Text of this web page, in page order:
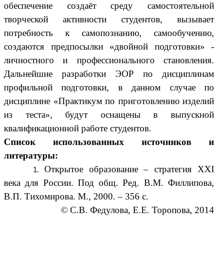
обеспечение создаёт среду самостоятельной
творческой активности студентов, вызывает
потребность к самопознанию, самообучению,
создаются предпосылки «двойной подготовки» -
личностного и профессионального становления.
Дальнейшие разработки ЭОР по дисциплинам
профильной подготовки, в данном случае по
дисциплине «Практикум по приготовлению изделий
из теста», будут оснащены в выпускной
квалификационной работе студентов.
Список использованных источников и
литературы:
Открытое образование – стратегия ХХI
века для России. Под общ. Ред. В.М. Филлипова,
В.П. Тихомирова. М., 2000. – 356 с.
© С.В. Федулова, Е.Е. Торопова, 2014